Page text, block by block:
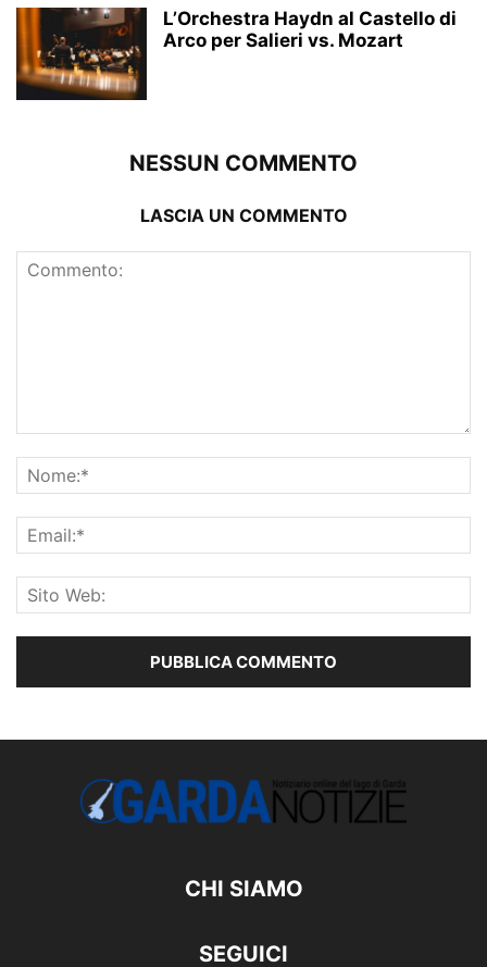
L’Orchestra Haydn al Castello di
Arco per Salieri vs. Mozart
NESSUN COMMENTO
LASCIA UN COMMENTO
CHI SIAMO
SEGUICI